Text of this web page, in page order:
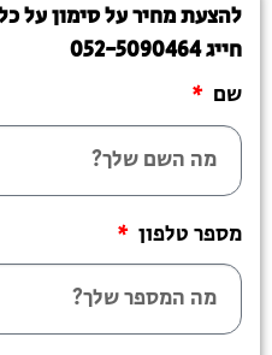
להצעת מחיר על סימון על
חייג 052-5090464
שם
מספר טלפון